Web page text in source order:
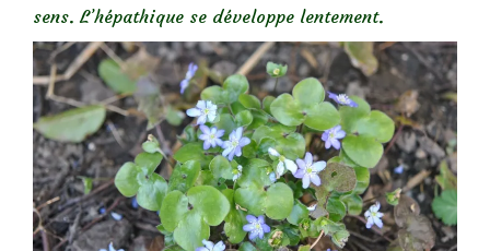
sens. L’hépathique se développe lentement.